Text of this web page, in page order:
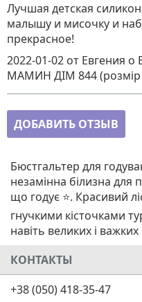
Лучшая детская
малышу и мисочку и
прекрасное!
2022-01-02 от Евгения о
МАМИН ДІМ 844 (розмір
ДОБАВИТЬ ОТЗЫВ
Бюстгальтер для
незамінна білизна
що годує ⭐. Красивий
гнучкими кісточками
навіть великих і
КОНТАКТЫ
+38 (050) 418-35-47